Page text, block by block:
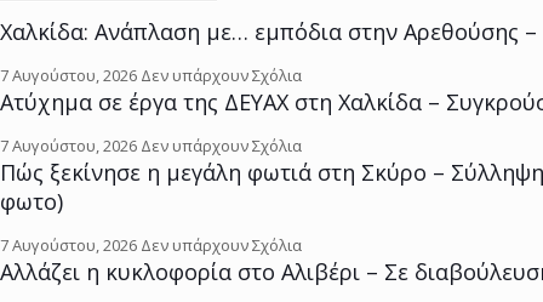
Χαλκίδα: Ανάπλαση με… εμπόδια στην Αρεθούσης
7 Αυγούστου, 2026 Δεν υπάρχουν Σχόλια
Ατύχημα σε έργα της ΔΕΥΑΧ στη Χαλκίδα –
7 Αυγούστου, 2026 Δεν υπάρχουν Σχόλια
Πώς ξεκίνησε η μεγάλη φωτιά στη Σκύρο –
φωτο)
7 Αυγούστου, 2026 Δεν υπάρχουν Σχόλια
Αλλάζει η κυκλοφορία στο Αλιβέρι – Σε